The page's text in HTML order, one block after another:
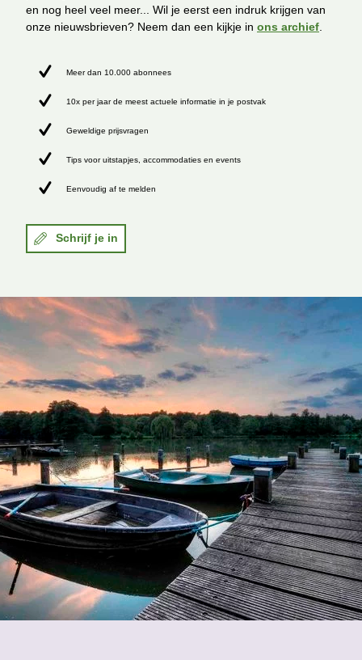
en nog heel veel meer... Wil je eerst een indruk krijgen van
onze nieuwsbrieven? Neem dan een kijkje in ons archief
Meer dan 10.000 abonnees
10x per jaar de meest actuele informatie in je postvak
Geweldige prijsvragen
Tips voor uitstapjes, accommodaties en events
Eenvoudig af te melden
Schrijf je in